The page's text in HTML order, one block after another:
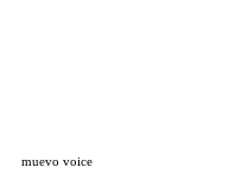
muevo voice